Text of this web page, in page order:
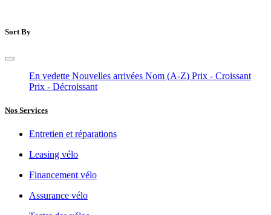
Sort By
En vedette Nouvelles arrivées Nom (A-Z) Prix - Croissant
Prix - Décroissant
Nos Services
Entretien et réparations
Leasing vélo
Financement vélo
Assurance vélo